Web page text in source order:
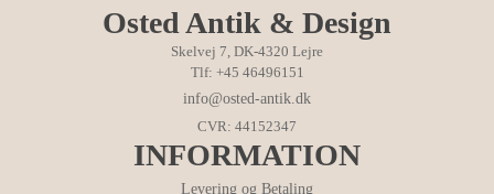
Osted Antik & Design
Skelvej 7, DK-4320 Lejre
Tlf: +45 46496151
info@osted-antik.dk
CVR: 44152347
INFORMATION
Levering og Betaling